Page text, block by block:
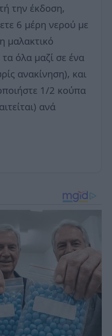
την έκδοση,
6 μέρη νερού με
μαλακτικό
όλα μαζί σε ένα
ανακίνηση), και
1/2 κούπα
ανά